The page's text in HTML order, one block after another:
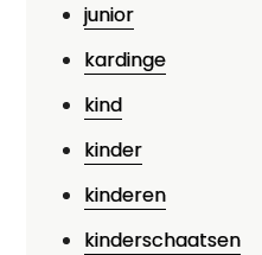
junior
kardinge
kind
kinder
kinderen
kinderschaatsen